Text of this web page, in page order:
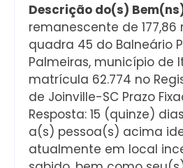
Descrição do(s)
remanescente de 177,86
quadra 45 do Balneário
Palmeiras, município de
matrícula 62.774 no
de Joinville-SC Prazo
Resposta: 15 (quinze)
a(s) pessoa(s) acima
atualmente em local